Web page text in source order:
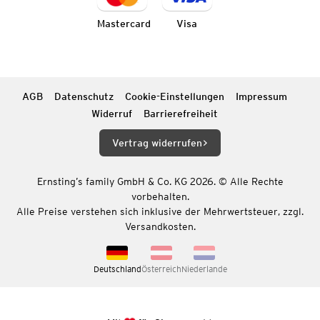
Mastercard Visa
AGB Datenschutz Cookie-Einstellungen
Impressum
Widerruf
Barrierefreiheit
Vertrag widerrufen
Ernsting’s family GmbH & Co. KG 2026. © Alle Rechte
vorbehalten.
Alle Preise verstehen sich inklusive der Mehrwertsteuer, zzgl.
Versandkosten.
DeutschlandÖsterreichNiederlande